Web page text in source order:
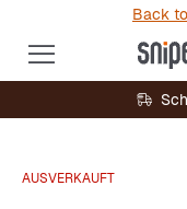
Back
AUSVERKAUFT